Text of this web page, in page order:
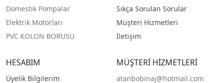
Domestik Pompalar
Elektrik Motorları
PVC KOLON BORUSU
Sıkça Sorulan Sorular
Müşteri Hizmetleri
İletişim
HESABIM
Üyelik Bilgilerim
MÜŞTERİ HİZMETLERİ
atanbobinaj@hotmail.com